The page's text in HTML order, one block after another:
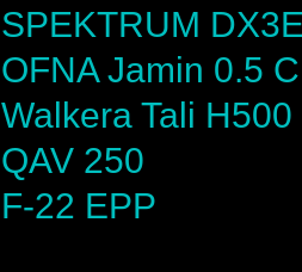
SPEKTRUM
OFNA Jamin 0.5
Walkera Tali H500
QAV 250
F-22 EPP